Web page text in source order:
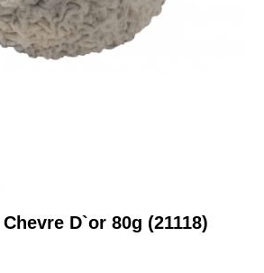
D`or 80g (21118)